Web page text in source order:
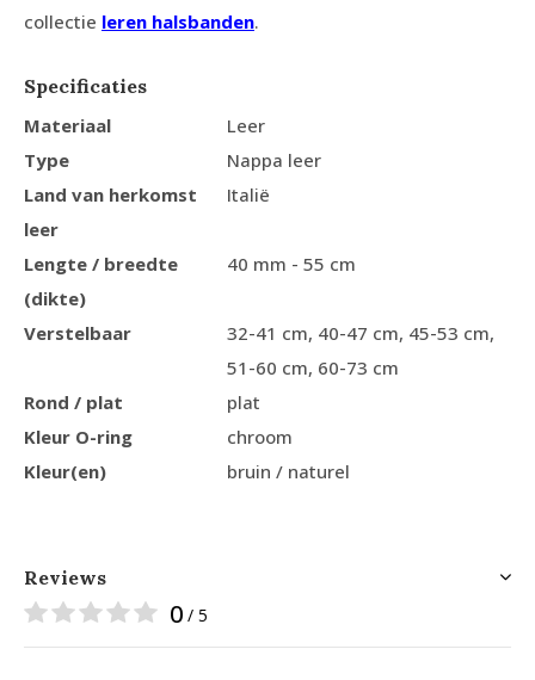
collectie leren halsbanden.
Specificaties
Materiaal
Leer
Type
Nappa leer
Land van herkomst
leer
Italië
Lengte / breedte
(dikte)
40 mm - 55 cm
Verstelbaar
32-41 cm, 40-47 cm, 45-53 cm,
51-60 cm, 60-73 cm
Rond / plat
plat
Kleur O-ring
chroom
Kleur(en)
bruin / naturel
Reviews
0 / 5